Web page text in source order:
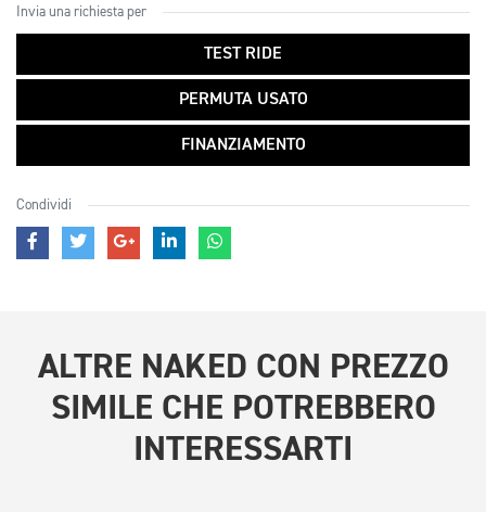
Invia una richiesta per
TEST RIDE
PERMUTA USATO
FINANZIAMENTO
Condividi
ALTRE NAKED CON PREZZO
SIMILE CHE POTREBBERO
INTERESSARTI